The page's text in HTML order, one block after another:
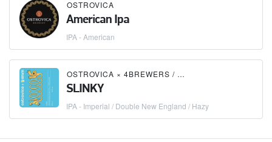
OSTROVICA
American Ipa
IPA - American
OSTROVICA × 4BREWERS / 4 ПИВОВАРА
SLINKY
IPA - Imperial / Double New England / Hazy